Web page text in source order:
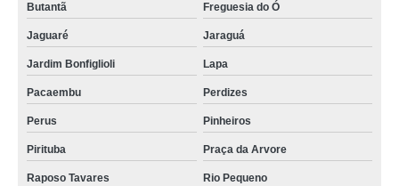
Butantã Freguesia do Ó
Jaguaré Jaraguá
Jardim Bonfiglioli Lapa
Pacaembu Perdizes
Perus Pinheiros
Pirituba Praça da Arvore
Raposo Tavares Rio Pequeno